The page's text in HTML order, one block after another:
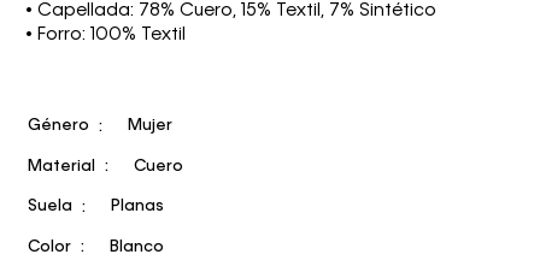
• Capellada: 78% Cuero, 15% Textil, 7% Sintético
• Forro: 100% Textil
Género Mujer
Material Cuero
Suela Planas
Color Blanco